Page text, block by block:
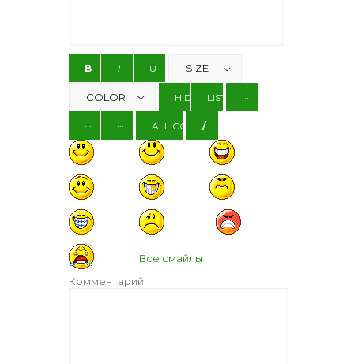
Все смайлы
Комментарий: